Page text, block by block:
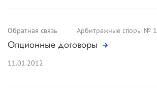
Обратная связь Арбитражные споры №
Опционные договоры
11.01.2012